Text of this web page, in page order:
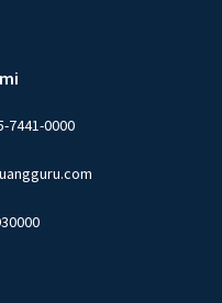
7441-0000